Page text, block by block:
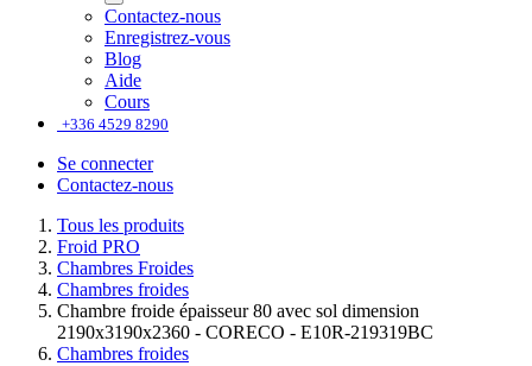
Contactez-nous
Enregistrez-vous
Blog
Aide
Cours
+336 4529 8290
Se connecter
Contactez-nous
Tous les produits
Froid PRO
Chambres Froides
Chambres froides
Chambre froide épaisseur 80 avec sol dimension
2190x3190x2360 - CORECO - E10R-219319BC
Chambres froides